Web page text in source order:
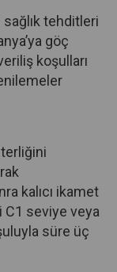
tehditleri
göç
koşulları
kalıcı ikamet
C1 seviye veya
süre üç